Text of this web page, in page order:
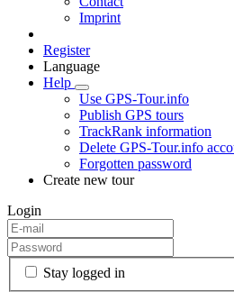
Imprint
Register
Language
Help
Use GPS-Tour.info
Publish GPS tours
TrackRank information
Delete GPS-Tour.info
Forgotten password
Create new tour
Login
Stay logged in